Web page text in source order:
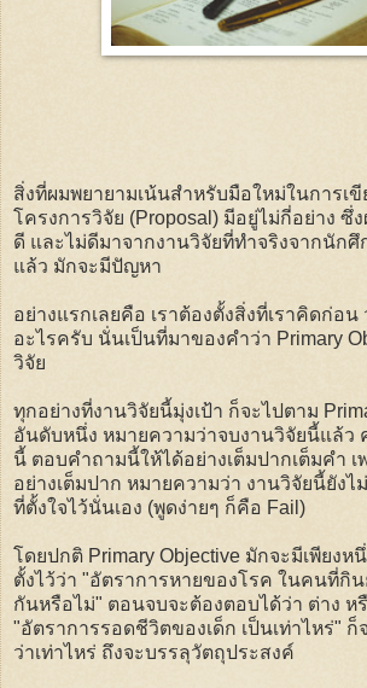
สิ่งที่ผมพยายามเน้นสำหรับมือใหม่ในการเ
โครงการวิจัย (Proposal) มีอยู่ไม่กี่อย่าง ซึ่
ดี และไม่ดีมาจากงานวิจัยที่ทำจริงจากนัก
แล้ว มักจะมีปัญหา
อย่างแรกเลยคือ เราต้องตั้งสิ่งที่เราคิดก่อน
อะไรครับ นั่นเป็นที่มาของคำว่า Primary
วิจัย
ทุกอย่างที่งานวิจัยนี้มุ่งเป้า ก็จะไปตาม
อันดับหนึ่ง หมายความว่าจบงานวิจัยนี้แล้ว
นี้ ตอบคำถามนี้ให้ได้อย่างเต็มปากเต็มคำ เ
อย่างเต็มปาก หมายความว่า งานวิจัยนี้ยัง
ที่ตั้งใจไว้นั่นเอง (พูดง่ายๆ ก็คือ Fail)
โดยปกติ Primary Objective มักจะมีเพียงห
ตั้งไว้ว่า "อัตราการหายของโรค ในคนที่กิ
กันหรือไม่" ตอนจบจะต้องตอบได้ว่า ต่าง ห
"อัตราการรอดชีวิตของเด็ก เป็นเท่าไหร่" ก็
ว่าเท่าไหร่ ถึงจะบรรลุวัตถุประสงค์